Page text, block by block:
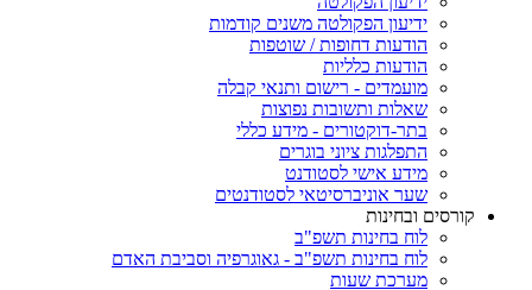
ידיעון הפקולטה משנים קודמות
הודעות דחופות / שוטפות
הודעות כלליות
מועמדים - רישום ותנאי קבלה
שאלות ותשובות נפוצות
בתר-דוקטורים - מידע כללי
התפלגות ציוני בוגרים
מידע אישי לסטודנט
שער אוניברסיטאי לסטודנטים
קורסים ובחינות
לוח בחינות תשפ"ב
לוח בחינות תשפ"ב - גאוגרפיה וסביבת האדם
מערכת שעות